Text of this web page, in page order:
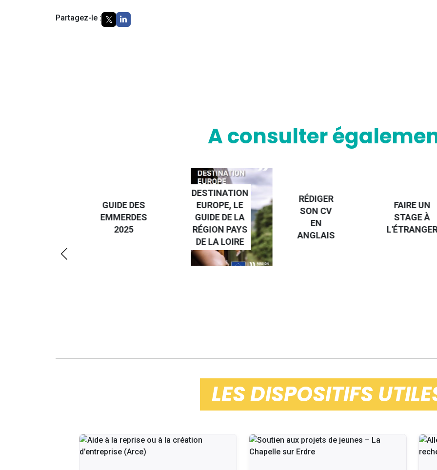
Partagez-le :
A consulter
GUIDE DES
EMMERDES
2025
DESTINATION
EUROPE, LE
GUIDE DE LA
RÉGION PAYS
DE LA LOIRE
RÉDIGER
SON CV
EN
ANGLAIS
FAIRE UN
STAGE À
LES DISPOSITIFS